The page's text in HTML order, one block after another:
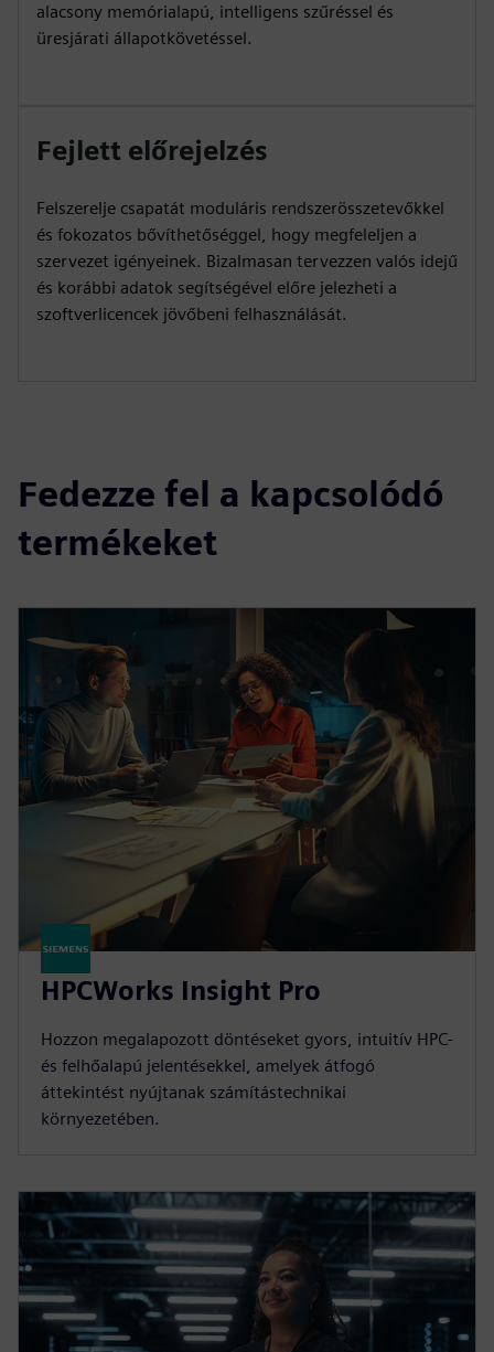
alacsony memórialapú, intelligens szűréssel és
üresjárati állapotkövetéssel.
Fejlett előrejelzés
Felszerelje csapatát moduláris rendszerösszetevőkkel
és fokozatos bővíthetőséggel, hogy megfeleljen a
szervezet igényeinek. Bizalmasan tervezzen valós idejű
és korábbi adatok segítségével előre jelezheti a
szoftverlicencek jövőbeni felhasználását.
Fedezze fel a kapcsolódó
termékeket
HPCWorks Insight Pro
Hozzon megalapozott döntéseket gyors, intuitív HPC-
és felhőalapú jelentésekkel, amelyek átfogó
áttekintést nyújtanak számítástechnikai
környezetében.